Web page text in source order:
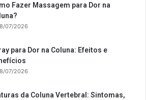
Fazer Massagem para Dor na
07/2026
para Dor na Coluna: Efeitos e
07/2026
da Coluna Vertebral: Sintomas,